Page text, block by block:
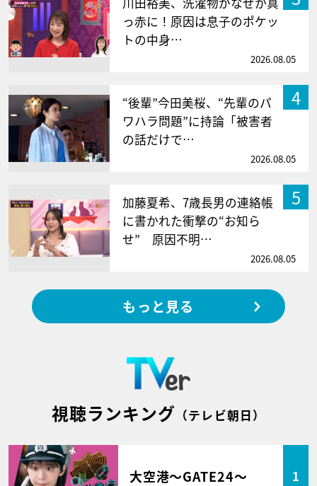
っ赤に！原因は息子のポケッ
トの中身…
2026.08.05
4
“後輩”今田美桜、“先輩のパ
ワハラ問題”に持論「被害者
の話だけで…
2026.08.05
5
加藤夏希、7歳長男の連絡帳
に書かれた衝撃の“お知ら
せ” 原因不明…
2026.08.05
もっと見る
視聴ランキング （テレビ朝日）
大空港～GATE24～ 1